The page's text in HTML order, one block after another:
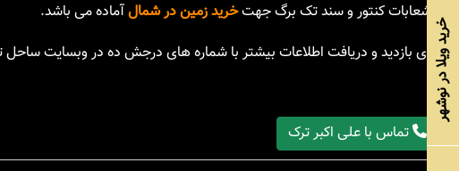
انشعابات کنتور و سند تک برگ جهتخرید زمین در شمالآماده می باشد.
برای بازدید و دریافت اطلاعات بیشتر با شماره های درجش ده در وبسایت
تماس با علی اکبر ترک
خرید ویلا در نوشهر